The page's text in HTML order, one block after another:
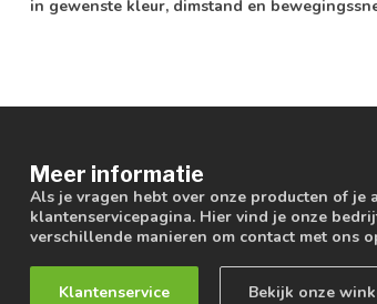
in gewenste kleur, dimstand en
Meer informatie
Als je vragen hebt over onze producten of je
klantenservicepagina. Hier vind je onze
verschillende manieren om contact met ons
Klantenservice Bekijk onze